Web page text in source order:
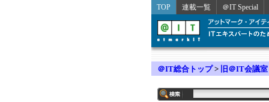
TOP 連載一覧 ＠IT Special
＠IT総合トップ> 旧＠IT会議室